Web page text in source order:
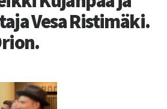
Vesa Ristimäki.